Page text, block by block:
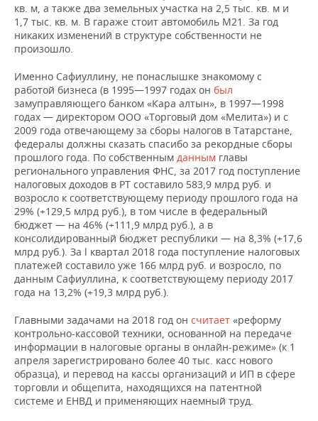
кв. м, а также два земельных участка на 2,5 тыс. кв. м и
1,7 тыс. кв. м. В гараже стоит автомобиль М21. За год
никаких изменений в структуре собственности не
произошло.
Именно Сафиуллину, не понаслышке знакомому с
работой бизнеса (в 1995—1997 годах он был
замуправляющего банком «Кара алтын», в 1997—1998
годах — директором ООО «Торговый дом «Мелита») и с
2009 года отвечающему за сборы налогов в Татарстане,
федералы должны сказать спасибо за рекордные сборы
прошлого года. По собственным данным главы
регионального управления ФНС, за 2017 год поступление
налоговых доходов в РТ составило 583,9 млрд руб. и
возросло к соответствующему периоду прошлого года на
29% (+129,5 млрд руб.), в том числе в федеральный
бюджет — на 46% (+111,9 млрд руб.), а в
консолидированный бюджет республики — на 8,3% (+17,6
млрд руб.). За l квартал 2018 года поступление налоговых
платежей составило уже 166 млрд руб. и возросло, по
данным Сафиуллина, к соответствующему периоду 2017
года на 13,2% (+19,3 млрд руб.).
Главными задачами на 2018 год он считает «реформу
контрольно-кассовой техники, основанной на передаче
информации в налоговые органы в онлайн-режиме» (к 1
апреля зарегистрировано более 40 тыс. касс нового
образца), и перевод на кассы организаций и ИП в сфере
торговли и общепита, находящихся на патентной
системе и ЕНВД и применяющих наемный труд.